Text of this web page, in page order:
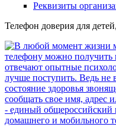
Реквизиты
Телефон доверия для